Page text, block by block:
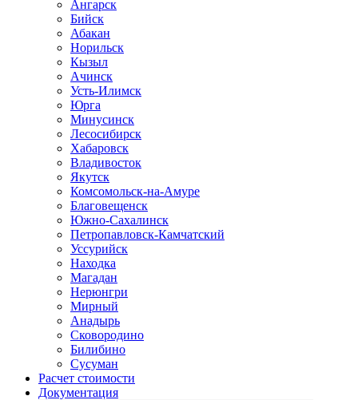
Ангарск
Бийск
Абакан
Норильск
Кызыл
Ачинск
Усть-Илимск
Юрга
Минусинск
Лесосибирск
Хабаровск
Владивосток
Якутск
Комсомольск-на-Амуре
Благовещенск
Южно-Сахалинск
Петропавловск-Камчатский
Уссурийск
Находка
Магадан
Нерюнгри
Мирный
Анадырь
Сковородино
Билибино
Сусуман
Расчет стоимости
Документация